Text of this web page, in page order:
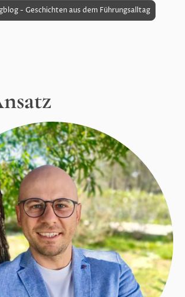
- Geschichten aus dem Führungsalltag